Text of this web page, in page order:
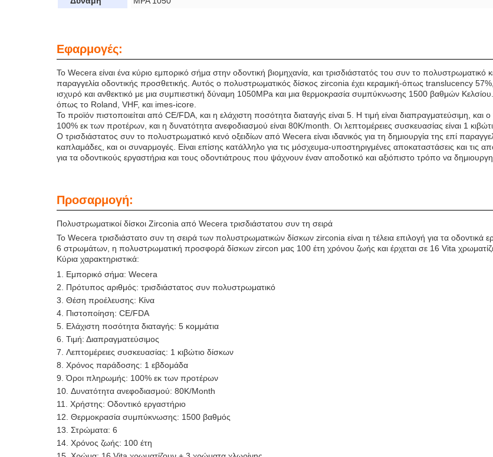
Εφαρμογές:
Το Wecera είναι ένα κύριο εμπορικό σήμα στην οδοντική βιομηχανία, και τρισδιάστατός του συν το πολυστρωματικό
παραγγελία οδοντικής προσθετικής. Αυτός ο πολυστρωματικός δίσκος zirconia έχει κεραμική-όπως translucency
ισχυρό και ανθεκτικό με μια συμπιεστική δύναμη 1050MPa και μια θερμοκρασία συμπύκνωσης 1500 βαθμών Κελσίου.
όπως το Roland, VHF, και imes-icore.
Το προϊόν πιστοποιείται από CE/FDA, και η ελάχιστη ποσότητα διαταγής είναι 5. Η τιμή είναι διαπραγματεύσιμη,
100% εκ των προτέρων, και η δυνατότητα ανεφοδιασμού είναι 80K/month. Οι λεπτομέρειες συσκευασίας είναι 1
Ο τρισδιάστατος συν το πολυστρωματικό κενό οξειδίων από Wecera είναι ιδανικός για τη δημιουργία της επί
καπλαμάδες, και οι συναρμογές. Είναι επίσης κατάλληλο για τις μόσχευμα-υποστηριγμένες αποκαταστάσεις και τις
για τα οδοντικούς εργαστήρια και τους οδοντιάτρους που ψάχνουν έναν αποδοτικό και αξιόπιστο τρόπο να
Προσαρμογή:
Πολυστρωματικοί δίσκοι Zirconia από Wecera τρισδιάστατου συν τη σειρά
Το Wecera τρισδιάστατο συν τη σειρά των πολυστρωματικών δίσκων zirconia είναι η τέλεια επιλογή για τα
6 στρωμάτων, η πολυστρωματική προσφορά δίσκων zircon μας 100 έτη χρόνου ζωής και έρχεται σε 16 Vita
Κύρια χαρακτηριστικά:
Εμπορικό σήμα: Wecera
Πρότυπος αριθμός: τρισδιάστατος συν πολυστρωματικό
Θέση προέλευσης: Κίνα
Πιστοποίηση: CE/FDA
Ελάχιστη ποσότητα διαταγής: 5 κομμάτια
Τιμή: Διαπραγματεύσιμος
Λεπτομέρειες συσκευασίας: 1 κιβώτιο δίσκων
Χρόνος παράδοσης: 1 εβδομάδα
Όροι πληρωμής: 100% εκ των προτέρων
Δυνατότητα ανεφοδιασμού: 80K/Month
Χρήστης: Οδοντικό εργαστήριο
Θερμοκρασία συμπύκνωσης: 1500 βαθμός
Στρώματα: 6
Χρόνος ζωής: 100 έτη